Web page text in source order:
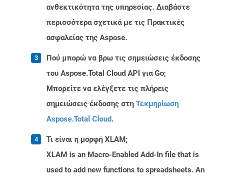
ανθεκτικότητα της υπηρεσίας. Διαβάστε
περισσότερα σχετικά με τις Πρακτικές
ασφαλείας της Aspose.
Πού μπορώ να βρω τις σημειώσεις έκδοσης
του Aspose.Total Cloud API για Go;
Μπορείτε να ελέγξετε τις πλήρεις
σημειώσεις έκδοσης στη Τεκμηρίωση
Aspose.Total Cloud.
Τι είναι η μορφή XLAM;
XLAM is an Macro-Enabled Add-In file that is
used to add new functions to spreadsheets. An